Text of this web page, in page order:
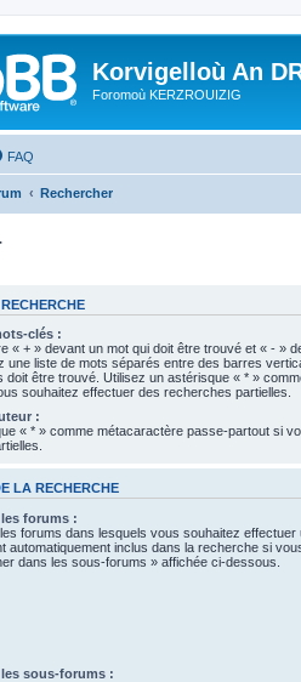
Korvigelloù An
Foromoù KERZROUIZIG
FAQ
Rechercher
clés :
« + » devant un mot qui doit être trouvé et « - »
une liste de mots séparés entre des barres
doit être trouvé. Utilisez un astérisque « * »
souhaitez effectuer des recherches partielles.
:
« * » comme métacaractère passe-partout si
LA RECHERCHE
forums :
forums dans lesquels vous souhaitez effectuer
automatiquement inclus dans la recherche si
dans les sous-forums » affichée ci-dessous.
sous-forums :